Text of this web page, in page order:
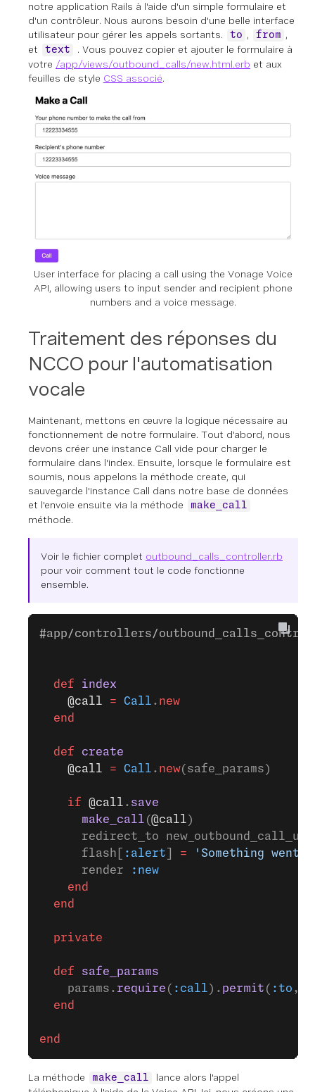
notre application Rails à l'aide d'un simple formulaire et
d'un contrôleur. Nous aurons besoin d'une belle interface
utilisateur pour gérer les appels sortants.
to , from ,
et
text
. Vous pouvez copier et ajouter le formulaire à
votre /app/views/outbound_calls/new.html.erb et aux
feuilles de style CSS associé.
User interface for placing a call using the Vonage Voice
API, allowing users to input sender and recipient phone
numbers and a voice message.
Traitement des réponses du
NCCO pour l'automatisation
vocale
Maintenant, mettons en œuvre la logique nécessaire au
fonctionnement de notre formulaire. Tout d'abord, nous
devons créer une instance Call vide pour charger le
formulaire dans l'index. Ensuite, lorsque le formulaire est
soumis, nous appelons la méthode create, qui
sauvegarde l'instance Call dans notre base de données
et l'envoie ensuite via la méthode
make_call
méthode.
Voir le fichier complet outbound_calls_controller.rb
pour voir comment tout le code fonctionne
ensemble.
#app/controllers/
  def
index
    @call
= Call . new
  end
  def
create
    @call
= Call . new(safe_params)
    if
@call . save
      make_call
(@call)
redirect_to
      flash[
:alert = 'Something went
      render
:new
    end
  end
  private
  def
safe_params
    params.
require ( :call). permit ( :to ,
  end
end
La méthode make_call
lance alors l'appel